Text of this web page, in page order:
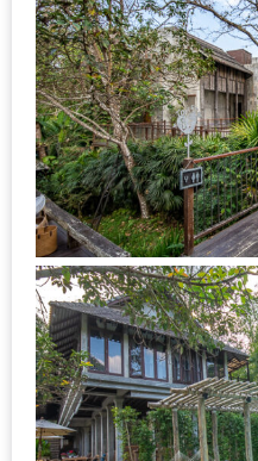
นี้
กับ
PING
FAI
FESTIVAL
2
–
ช็อป
ฟิน
กิน
เพลิน
HFG
E-